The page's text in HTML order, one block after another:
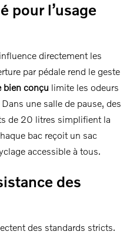
pour l’usage
directement les
par pédale rend le geste
bien conçu limite les odeurs
une salle de pause, des
de 20 litres simplifient la
bac reçoit un sac
accessible à tous.
des
des standards stricts.